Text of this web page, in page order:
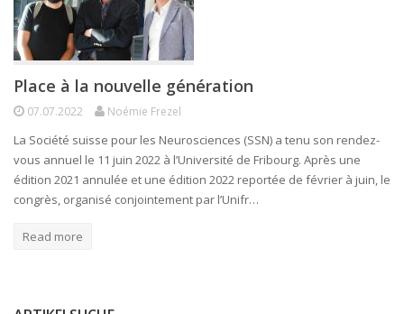
Place à la nouvelle génération
07.07.2022 Noémie Frezel
La Société suisse pour les Neurosciences (SSN) a tenu son rendez-
vous annuel le 11 juin 2022 à l’Université de Fribourg. Après une
édition 2021 annulée et une édition 2022 reportée de février à juin, le
congrès, organisé conjointement par l’Unifr…
Read more